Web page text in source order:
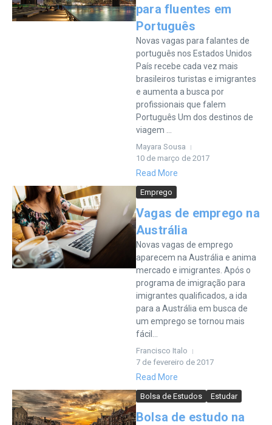
para fluentes em
Português
Novas vagas para falantes de
português nos Estados Unidos
País recebe cada vez mais
brasileiros turistas e imigrantes
e aumenta a busca por
profissionais que falem
Português Um dos destinos de
viagem ...
Mayara Sousa
10 de março de 2017
Read More
Emprego
Vagas de emprego na
Austrália
Novas vagas de emprego
aparecem na Austrália e anima
mercado e imigrantes. Após o
programa de imigração para
imigrantes qualificados, a ida
para a Austrália em busca de
um emprego se tornou mais
fácil...
Francisco Italo
7 de fevereiro de 2017
Read More
Bolsa de Estudos Estudar
Bolsa de estudo na